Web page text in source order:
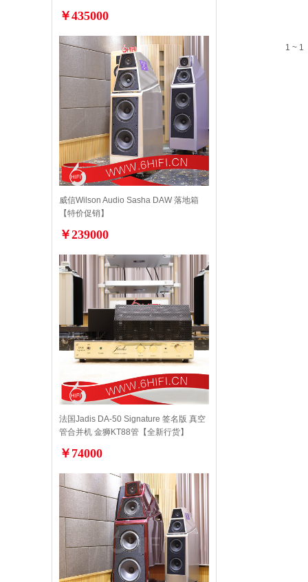
￥435000
威信Wilson Audio Sasha DAW 落地箱
【特价促销】
￥239000
法国Jadis DA-50 Signature 签名版 真空
管合并机 金狮KT88管【全新行货】
￥74000
1 ~ 1